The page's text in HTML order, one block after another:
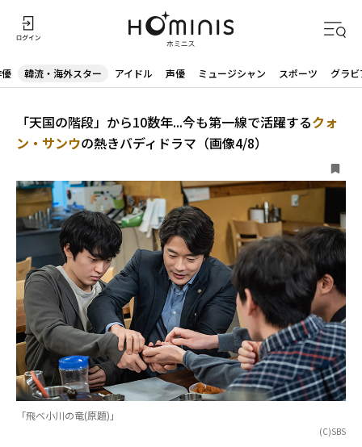
韓流・海外スター アイドル 声優 ミュージシャン スポーツ グラビ
「天国の階段」から10数年...今も第一線で活躍するクォ
ン・サンウの熱きバディドラマ（画像4/8）
「飛べ小川の竜(原題)」
(C)SBS